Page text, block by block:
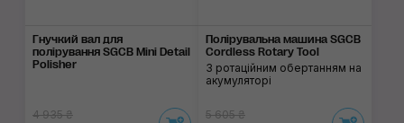
Гнучкий вал для
полірування SGCB Mini Detail
Polisher
4 935 ₴
Полірувальна машина SGCB
Cordless Rotary Tool
З ротаційним обертанням на
акумуляторі
5 605 ₴